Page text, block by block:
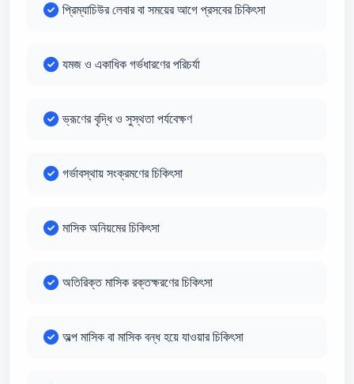
প্রিম্যাচিউর লেবার বা সময়ের আগে প্রসবের চিকিৎসা
যমজ ও একাধিক গর্ভধারণের পরিচর্যা
ভ্রূণের বৃদ্ধি ও সুস্থতা পর্যবেক্ষণ
গর্ভাবস্থায় সংক্রমণের চিকিৎসা
মাসিক অনিয়মের চিকিৎসা
অতিরিক্ত মাসিক রক্তক্ষরণের চিকিৎসা
অল্প মাসিক বা মাসিক বন্ধ হয়ে যাওয়ার চিকিৎসা